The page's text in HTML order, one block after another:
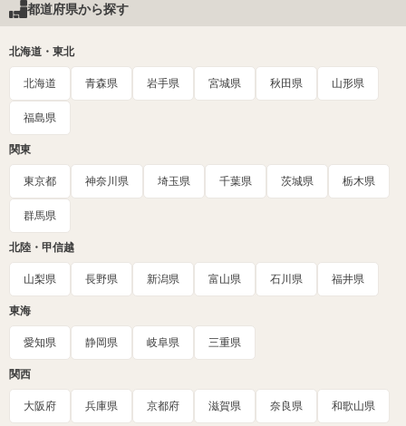
都道府県から探す
北海道・東北
北海道 青森県 岩手県 宮城県 秋田県 山形県
福島県
関東
東京都 神奈川県 埼玉県 千葉県 茨城県 栃木県
群馬県
北陸・甲信越
山梨県 長野県 新潟県 富山県 石川県 福井県
東海
愛知県 静岡県 岐阜県 三重県
関西
大阪府 兵庫県 京都府 滋賀県 奈良県 和歌山県